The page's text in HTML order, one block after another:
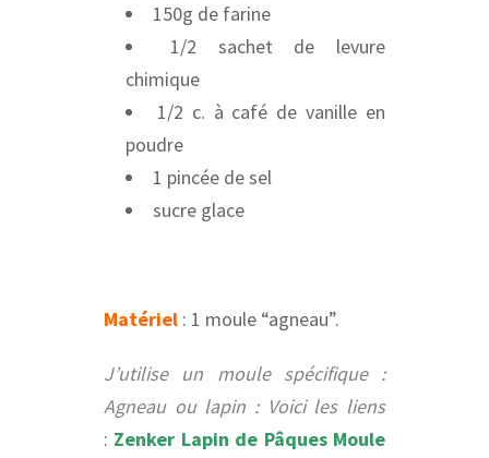
150g de farine
1/2 sachet de levure
chimique
1/2 c. à café de vanille en
poudre
1 pincée de sel
sucre glace
Matériel : 1 moule “agneau”.
J’utilise un moule spécifique :
Agneau ou lapin : Voici les liens
: Zenker Lapin de Pâques Moule